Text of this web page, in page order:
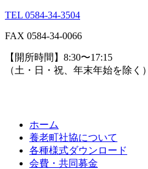
TEL 0584-34-3504
FAX 0584-34-0066
【開所時間】8:30〜17:15
（土・日・祝、年末年始を除く）
ホーム
養老町社協について
各種様式ダウンロード
会費・共同募金